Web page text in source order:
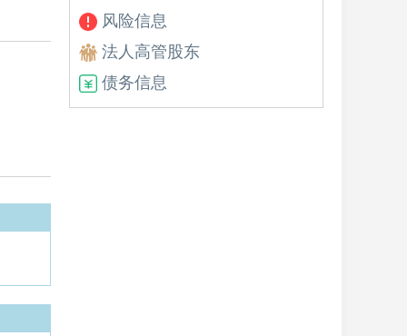
风险信息
法人高管股东
债务信息